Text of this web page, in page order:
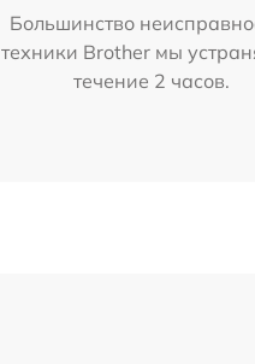
Большинство
техники Brother мы
течение 2 часов.